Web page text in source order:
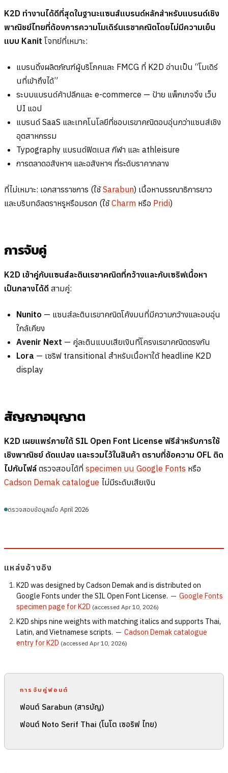
K2D ทำงานได้ดีที่สุดในฐานะแซนส์แบรนด์หลักสำหรับแบรนด์เชิง
พาณิชย์ไทยที่ต้องการความโมเดิร์นเรขาคณิตโดยไม่มีความเย็น
แบบ Kanit โจทย์ที่เหมาะ:
แบรนดิ้งผลิตภัณฑ์ผู้บริโภคและ FMCG ที่ K2D อ่านเป็น “โมเดิร์
นที่เข้าถึงได้”
ระบบแบรนด์ค้าปลีกและ e-commerce — ป้าย แพ็กเกจจิ้ง เว็บ
UI แอป
แบรนด์ SaaS และเทคโนโลยีที่ชอบเรขาคณิตอบอุ่นกว่าแซนส์เชิง
อุตสาหกรรม
Typography แบรนด์ฟิตเนส กีฬา และ athleisure
การตลาดอสังหาฯ และอสังหาฯ ที่ระดับราคากลาง
ที่ไม่เหมาะ: เอกสารราชการ (ใช้Sarabun) เนื้อหาบรรณาธิการยาว
และบริบทอัลตราหรูหรือมรดก (ใช้Charm หรือ Pridi)
การจับคู่
K2D เข้าคู่กับแซนส์ละตินเรขาคณิตที่กว้างและกับเซริฟเนื้อหา
เป็นกลางได้ดี สามคู่:
Nunito — แซนส์ละตินเรขาคณิตโค้งมนที่มีความกว้างและอบอุ่น
ใกล้เคียง
Avenir Next — คู่ละตินแบบเสียเงินที่โครงเรขาคณิตตรงกัน
Lora — เซริฟ transitional สำหรับเนื้อหาใต้ headline K2D
display
สัญญาอนุญาต
K2D เผยแพร่ภายใต้ SIL Open Font License ฟรีสำหรับการใช้
เชิงพาณิชย์ ดัดแปลง และรวมไว้ในสินค้า ตราบที่ข้อความ OFL ติด
ไปกับไฟล์ตรวจสอบได้ที่ specimen บน Google Fonts หรือ
Cadson Demak catalogue ไม่มีระดับเสียเงิน
ตรวจสอบข้อมูลเมื่อ April 2026
แหล่งอ้างอิง
K2D was designed by Cadson Demak and is distributed on
Google Fonts under the SIL Open Font License. — Google Fonts
specimen page for K2D (accessed Apr 10, 2026)
K2D ships nine weights with matching italics and supports Thai,
Latin, and Vietnamese scripts. — Cadson Demak catalogue
entry for K2D (accessed Apr 10, 2026)
การจับคู่ฟอนต์
ฟอนต์ Sarabun (สารบัญ)
ฟอนต์ Noto Serif Thai (โนโต เซอริฟ ไทย)